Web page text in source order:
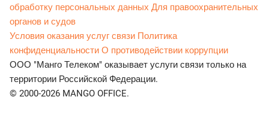
обработку персональных данных Для правоохранительных
органов и судов
Условия оказания услуг связи Политика
конфиденциальности О противодействии коррупции
ООО "Манго Телеком" оказывает услуги связи только на
территории Российской Федерации.
© 2000-2026 MANGO OFFICE.